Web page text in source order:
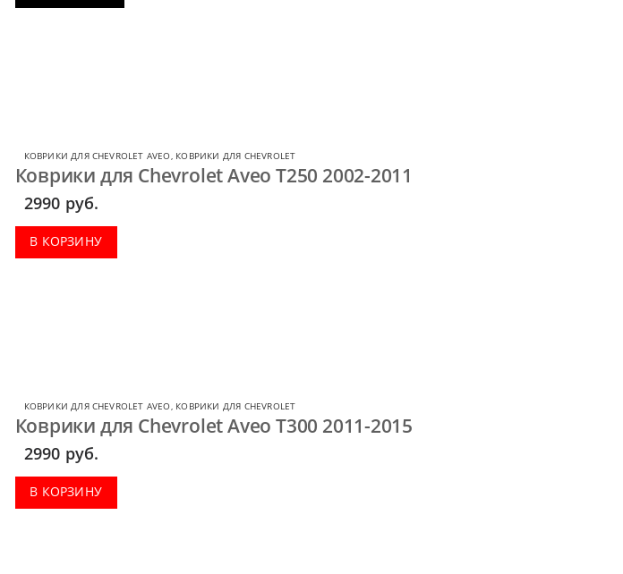
КОВРИКИ ДЛЯ CHEVROLET AVEO, КОВРИКИ ДЛЯ CHEVROLET
Коврики для Chevrolet Aveo T250 2002-2011
2990 руб.
В КОРЗИНУ
КОВРИКИ ДЛЯ CHEVROLET AVEO, КОВРИКИ ДЛЯ CHEVROLET
Коврики для Chevrolet Aveo T300 2011-2015
2990 руб.
В КОРЗИНУ